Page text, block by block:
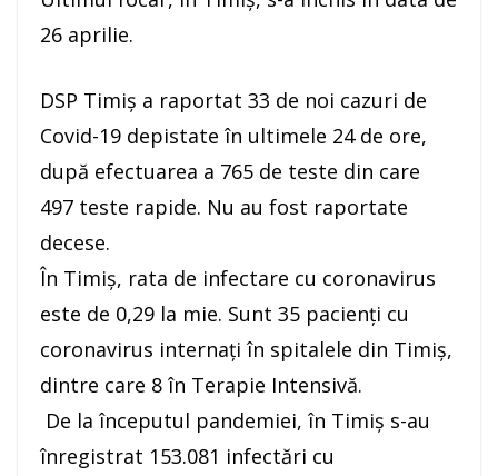
26 aprilie.
DSP Timiş a raportat 33 de noi cazuri de
Covid-19 depistate în ultimele 24 de ore,
după efectuarea a 765 de teste din care
497 teste rapide. Nu au fost raportate
decese.
În Timiş, rata de infectare cu coronavirus
este de 0,29 la mie. Sunt 35 pacienţi cu
coronavirus internaţi în spitalele din Timiş,
dintre care 8 în Terapie Intensivă.
De la începutul pandemiei, în Timiş s-au
înregistrat 153.081 infectări cu